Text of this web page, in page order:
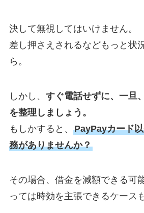
決して無視してはいけません。
差し押さえされるなどもっと状
ら。
しかし、 すぐ電話せずに、一旦
を整理しましょう。
もしかすると、 PayPayカード
務がありませんか？
その場合、借金を減額できる可
っては時効を主張できるケース